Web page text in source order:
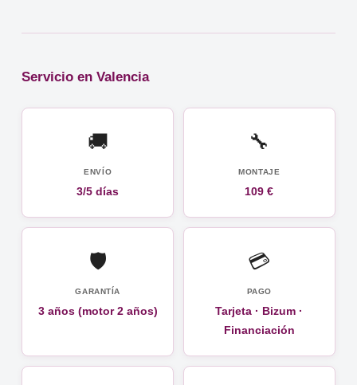
Servicio en Valencia
🚚
ENVÍO
3/5 días
🔧
MONTAJE
109 €
🛡️
GARANTÍA
3 años (motor 2 años)
💳
PAGO
Tarjeta · Bizum ·
Financiación